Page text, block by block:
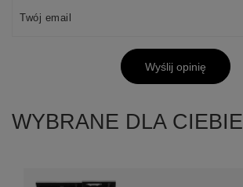
Twój email
Wyślij opinię
WYBRANE DLA CIEBIE